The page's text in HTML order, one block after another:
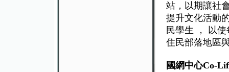
站，以期讓社
提升文化活動
民學生 ， 以
住民部落地區
國網中心Co-